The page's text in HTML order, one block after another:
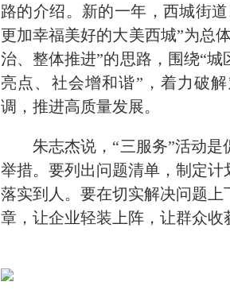
路的介绍。新的一年，西城街
更加幸福美好的大美西城”为总
治、整体推进”的思路，围绕“
亮点、社会增和谐”，着力破
调，推进高质量发展。
朱志杰说，“三服务”活动是
举措。要列出问题清单，制定
落实到人。要在切实解决问题
章，让企业轻装上阵，让群众